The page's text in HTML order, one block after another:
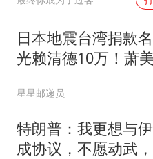
日本地震台湾捐款
光赖清德10万！萧
星星邮递员
特朗普：我更想与
成协议，不愿动武